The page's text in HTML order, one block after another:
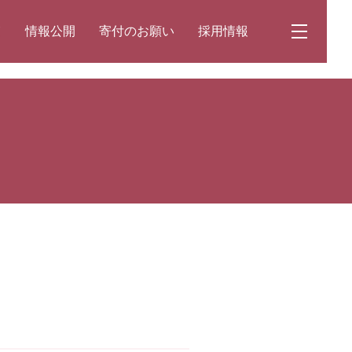
情報公開 寄付のお願い 採用情報